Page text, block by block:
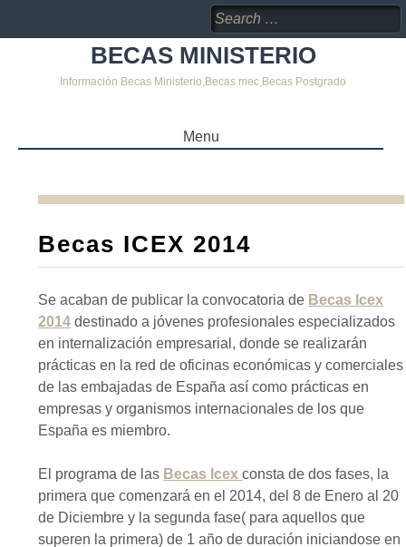
Search
for:
BECAS MINISTERIO
Información Becas Ministerio,Becas mec,Becas Postgrado
Menu
CONTENT
Becas ICEX 2014
Se acaban de publicar la convocatoria de Becas Icex
2014 destinado a jóvenes profesionales especializados
en internalización empresarial, donde se realizarán
prácticas en la red de oficinas económicas y comerciales
de las embajadas de España así como prácticas en
empresas y organismos internacionales de los que
España es miembro.
El programa de las Becas Icex consta de dos fases, la
primera que comenzará en el 2014, del 8 de Enero al 20
de Diciembre y la segunda fase( para aquellos que
superen la primera) de 1 año de duración iniciandose en